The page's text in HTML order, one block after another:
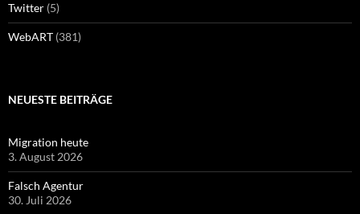
Twitter (5)
WebART (381)
NEUESTE BEITRÄGE
Migration heute
3. August 2026
Falsch Agentur
30. Juli 2026